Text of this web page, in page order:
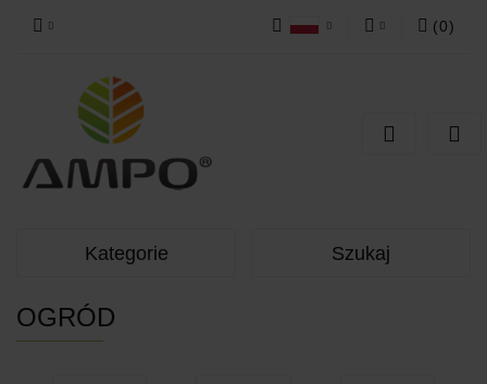
(0)
Kategorie Szukaj
OGRÓD